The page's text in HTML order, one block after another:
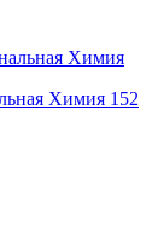
Химия 152